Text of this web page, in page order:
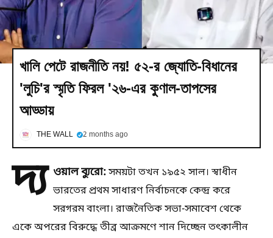
খালি পেটে রাজনীতি নয়! ৫২-র জ্যোতি-বিধানের
'লুচি'র স্মৃতি ফিরল '২৬-এর কুণাল-তাপসের
আড্ডায়
THE WALL 2 months ago
দ্য ওয়াল ব্যুরো:সময়টা তখন ১৯৫২ সাল। স্বাধীন
ভারতের প্রথম সাধারণ নির্বাচনকে কেন্দ্র করে
সরগরম বাংলা। রাজনৈতিক সভা-সমাবেশ থেকে
একে অপরের বিরুদ্ধে তীব্র আক্রমণে শান দিচ্ছেন তৎকালীন